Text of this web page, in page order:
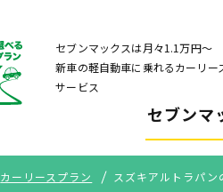
セブンマックスは月々1.1万円〜
新車の軽自動車に乗れるカーリー
サービス
セブンマ
カーリースプラン スズキアルトラパン